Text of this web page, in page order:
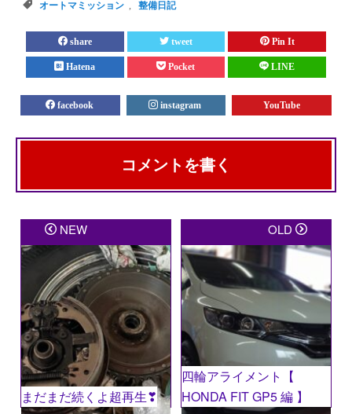
オートマミッション , 整備日記
share tweet Pin It
Hatena Pocket LINE
facebook instagram YouTube
コメントを書く
メールアドレスが公開されることはありません。 ※が
付いている欄は必須項目です
コメント※
NEW
まだまだ続くよ超再生❣
OLD
四輪アライメント【
HONDA FIT GP5 編 】